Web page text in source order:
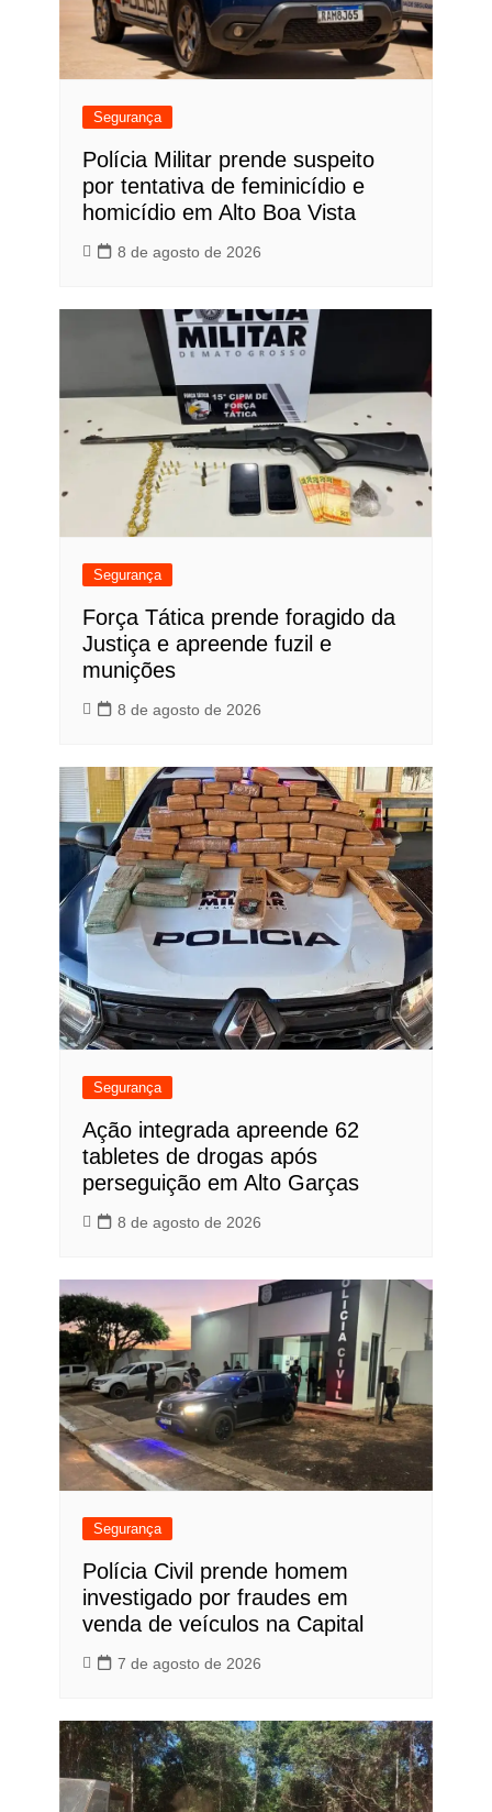
Segurança
Polícia Militar prende suspeito
por tentativa de feminicídio e
homicídio em Alto Boa Vista
8 de agosto de 2026
Segurança
Força Tática prende foragido da
Justiça e apreende fuzil e
munições
8 de agosto de 2026
Segurança
Ação integrada apreende 62
tabletes de drogas após
perseguição em Alto Garças
8 de agosto de 2026
Segurança
Polícia Civil prende homem
investigado por fraudes em
venda de veículos na Capital
7 de agosto de 2026